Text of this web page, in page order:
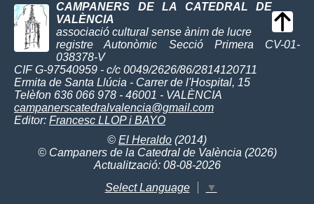
CAMPANERS DE LA CATEDRAL DE
VALÈNCIA
associació cultural sense ànim de lucre
registre Autonòmic Secció Primera CV-01-
038378-V
CIF G-97540959 - c/c 0049/2626/86/2814120711
Ermita de Santa Llúcia - Carrer de l'Hospital, 15
Telèfon 636 066 978 - 46001 - VALÈNCIA
campanerscatedralvalencia@gmail.com
Editor: Francesc LLOP i BAYO
© El Heraldo (2014)
© Campaners de la Catedral de València (2026)
Actualització: 08-08-2026
Select Language
▼